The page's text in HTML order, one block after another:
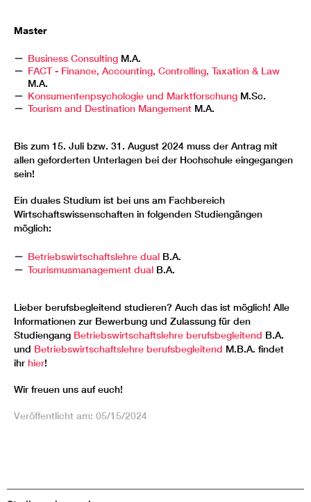
Master
Business ConsultingM.A.
FACT - Finance, Accounting, Controlling, Taxation & Law
M.A.
Konsumentenpsychologie und MarktforschungM.Sc.
Tourism and Destination MangementM.A.
Bis zum 15. Juli bzw. 31. August 2024 muss der Antrag mit
allen geforderten Unterlagen bei der Hochschule eingegangen
sein!
Ein duales Studium ist bei uns am Fachbereich
Wirtschaftswissenschaften in folgenden Studiengängen
möglich:
Betriebswirtschaftslehre dual B.A.
Tourismusmanagement dualB.A.
Lieber berufsbegleitend studieren? Auch das ist möglich! Alle
Informationen zur Bewerbung und Zulassung für den
Studiengang Betriebswirtschaftslehre berufsbegleitend B.A.
und Betriebswirtschaftslehre berufsbegleitend M.B.A. findet
ihr hier!
Wir freuen uns auf euch!
Veröffentlicht am: 05/15/2024